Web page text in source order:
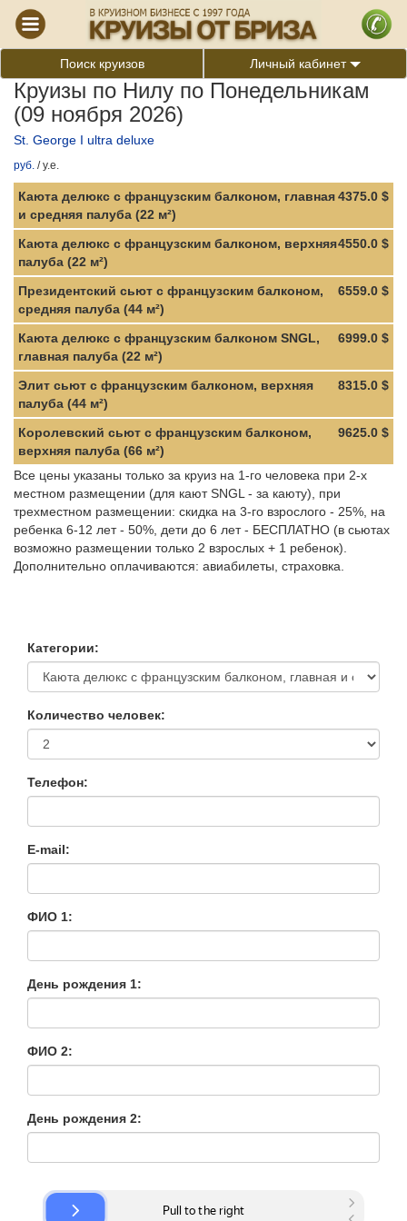
Поиск круизов Личный кабинет
Круизы по Нилу по Понедельникам
(09 ноября 2026)
St. George I ultra deluxe
руб. /у.е.
4375.0 $
Каюта делюкс с французским балконом, главная
и средняя палуба (22 м²)
4550.0 $
Каюта делюкс с французским балконом, верхняя
палуба (22 м²)
6559.0 $
Президентский сьют с французским балконом,
средняя палуба (44 м²)
6999.0 $
Каюта делюкс с французским балконом SNGL,
главная палуба (22 м²)
8315.0 $
Элит сьют с французским балконом, верхняя
палуба (44 м²)
9625.0 $
Королевский сьют с французским балконом,
верхняя палуба (66 м²)
Все цены указаны только за круиз на 1-го человека при 2-х
местном размещении (для кают SNGL - за каюту), при
трехместном размещении: скидка на 3-го взрослого - 25%, на
ребенка 6-12 лет - 50%, дети до 6 лет - БЕСПЛАТНО (в сьютах
возможно размещении только 2 взрослых + 1 ребенок).
Дополнительно оплачиваются: авиабилеты, страховка.
Категории:
Количество человек:
Телефон:
E-mail:
ФИО 1:
День рождения 1:
ФИО 2:
День рождения 2: